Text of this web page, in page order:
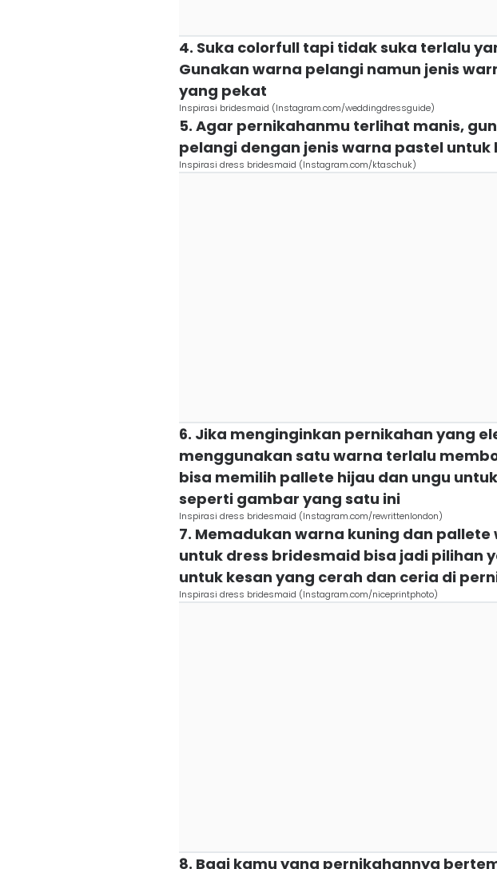
4. Suka colorfull tapi tidak suka terlalu
Gunakan warna pelangi namun jenis
yang pekat
Inspirasi bridesmaid (Instagram.com/weddingdressguide)
5. Agar pernikahanmu terlihat manis,
pelangi dengan jenis warna pastel
Inspirasi dress bridesmaid (Instagram.com/ktaschuk)
6. Jika menginginkan pernikahan yang
menggunakan satu warna terlalu
bisa memilih pallete hijau dan ungu
seperti gambar yang satu ini
Inspirasi dress bridesmaid (Instagram.com/rewrittenlondon)
7. Memadukan warna kuning dan
untuk dress bridesmaid bisa jadi pilihan
untuk kesan yang cerah dan ceria di
Inspirasi dress bridesmaid (Instagram.com/niceprintphoto)
8. Bagi kamu yang pernikahannya